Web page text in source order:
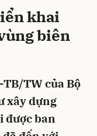
khai
biên
TW của Bộ
xây dựng
được ban
Hủy Gửi